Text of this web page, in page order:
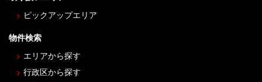
ピックアップエリア
物件検索
エリアから探す
行政区から探す